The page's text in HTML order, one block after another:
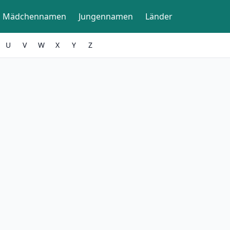
Mädchennamen Jungennamen Länder
U V W X Y Z